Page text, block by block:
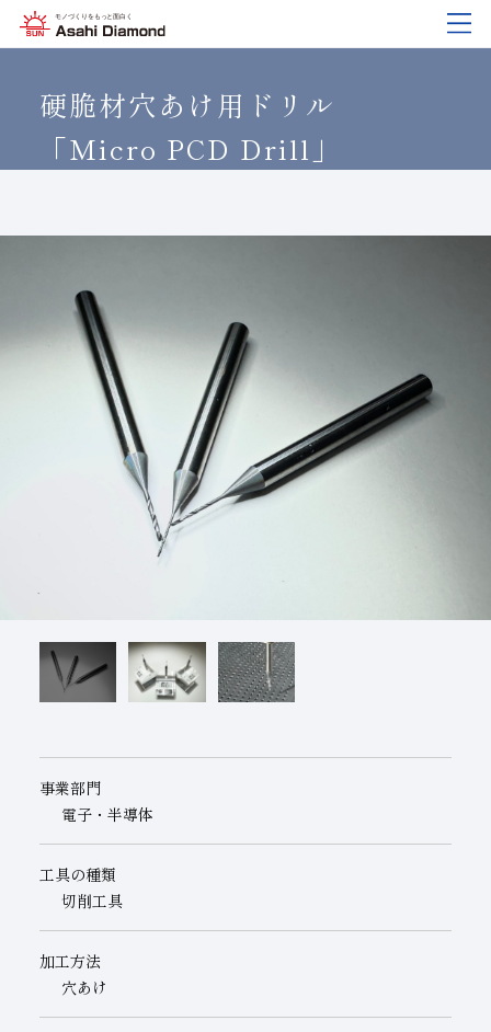
企業情報
旭ダイヤについて
活動拠点
ダイヤの輪
マルチステークホルダー
製品紹介
業種から探す
加工方法から探す
ワークから探す
技術情報
ダイヤモンド工具・CBN工具の基礎知識
トラブルシューティング
ご使用上の注意
各製品の安全な取扱いについて
研究開発
研究開発について
イノベーションストーリー
サステナビリティ
サステナビリティポリシー
マテリアリティ
リスクマネジメント（BCM）
品質への取り組み
環境への取り組み
サステナビリティブックレット
IR情報
IR資料室
財務ハイライト
メッセージ
IRカレンダー
ディスクロージャーポリシー
硬脆材穴あけ用ドリル
「Micro PCD Drill」
事業部門
電子・半導体
工具の種類
切削工具
加工方法
穴あけ